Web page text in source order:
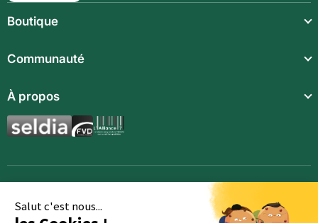
Salut c'est nous...
Boutique
Compléments alimentaires
Boissons techniques
Communauté
Communauté
Magazine
À propos
Qui sommes-nous ?